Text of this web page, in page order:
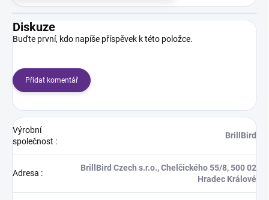
Diskuze
Buďte první, kdo napíše příspěvek k této položce.
Přidat komentář
Výrobní
společnost :
BrillBird
Adresa :
BrillBird Czech s.r.o., Chelčického 55/8, 500 02
Hradec Králové